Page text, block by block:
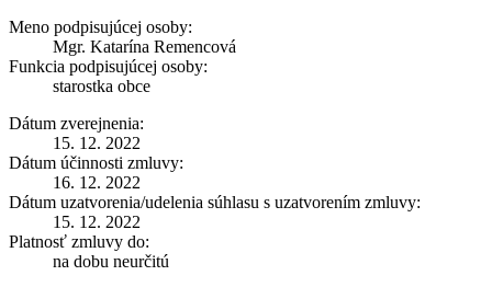
Meno podpisujúcej osoby:
Mgr. Katarína Remencová
Funkcia podpisujúcej osoby:
starostka obce
Dátum zverejnenia:
15. 12. 2022
Dátum účinnosti zmluvy:
16. 12. 2022
Dátum uzatvorenia/udelenia súhlasu s uzatvorením zmluvy:
15. 12. 2022
Platnosť zmluvy do:
na dobu neurčitú